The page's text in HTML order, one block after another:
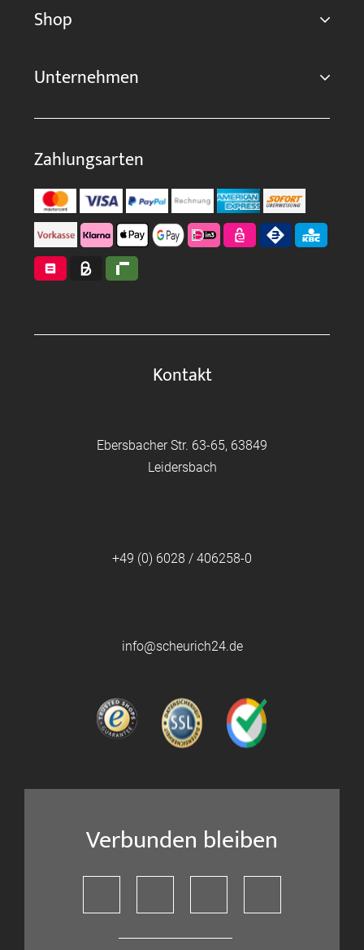
Shop
Unternehmen
Zahlungsarten
Kontakt
Ebersbacher Str. 63-65, 63849
Leidersbach
+49 (0) 6028 / 406258-0
info@scheurich24.de
Verbunden bleiben